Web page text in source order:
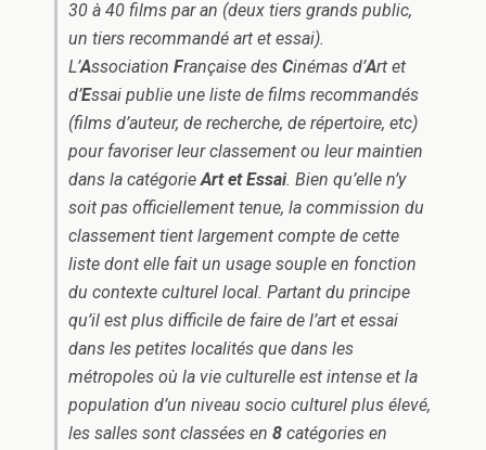
30 à 40 films par an (deux tiers grands public,
un tiers recommandé art et essai).
L’Association Française des Cinémas d’Art et
d’Essai publie une liste de films recommandés
(films d’auteur, de recherche, de répertoire, etc)
pour favoriser leur classement ou leur maintien
dans la catégorieArt et Essai. Bien qu’elle n’y
soit pas officiellement tenue, la commission du
classement tient largement compte de cette
liste dont elle fait un usage souple en fonction
du contexte culturel local. Partant du principe
qu’il est plus difficile de faire de l’art et essai
dans les petites localités que dans les
métropoles où la vie culturelle est intense et la
population d’un niveau socio culturel plus élevé,
les salles sont classées en 8 catégories en